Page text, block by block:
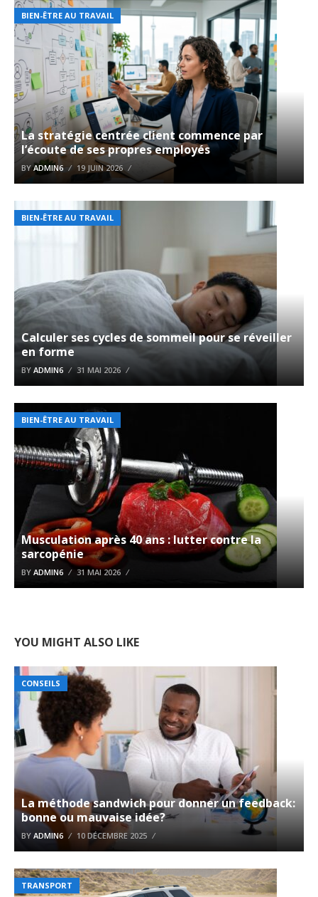
BIEN-ÊTRE AU TRAVAIL
La stratégie centrée client commence par
l’écoute de ses propres employés
BYADMIN6 19 JUIN 2026
BIEN-ÊTRE AU TRAVAIL
Calculer ses cycles de sommeil pour se réveiller
en forme
BY ADMIN6 31 MAI 2026
BIEN-ÊTRE AU TRAVAIL
Musculation après 40 ans : lutter contre la
sarcopénie
BY ADMIN6 31 MAI 2026
YOU MIGHT ALSO LIKE
CONSEILS
La méthode sandwich pour donner un feedback:
bonne ou mauvaise idée?
BY ADMIN6 10 DÉCEMBRE 2025
TRANSPORT